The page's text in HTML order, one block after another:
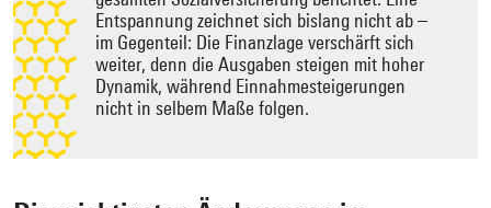
Entspannung zeichnet sich bislang nicht ab –
im Gegenteil: Die Finanzlage verschärft sich
weiter, denn die Ausgaben steigen mit hoher
Dynamik, während Einnahmesteigerungen
nicht in selbem Maße folgen.